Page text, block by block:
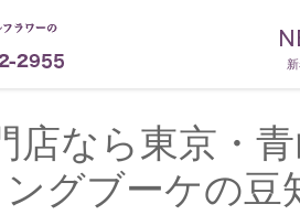
店なら東京・
グブーケの豆